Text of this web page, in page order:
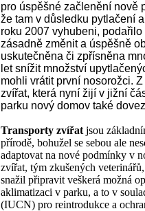
pro úspěšné začlenění nově
že tam v důsledku pytlačení
roku 2007 vyhubeni,
zásadně změnit a úspěšně
uskutečněna či zpřísněna
let snížit množství
mohli vrátit první nosorožci.
zvířat, která nyní žijí v jižní
parku nový domov také
Transporty zvířat jsou
přírodě, bohužel se sebou ale
adaptovat na nové podmínky v
zvířat, tým zkušených
snažil připravit veškerá možná
aklimatizaci v parku, a to v
(IUCN) pro reintrodukce a